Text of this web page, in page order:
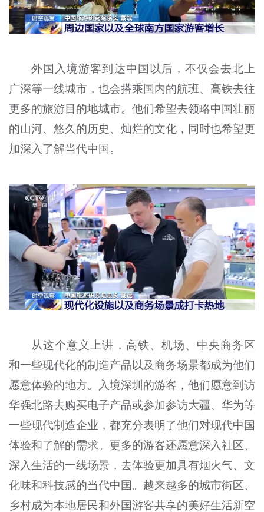
外国入境游客到达中国以后，不仅会去北上
广深等一线城市，也会搭乘国内的航班、高铁去往
更多的旅游目的地城市。他们希望去领略中国壮丽
的山河、悠久的历史、灿烂的文化，同时也希望更
加深入了解当代中国。
从这个意义上讲，高铁、机场、中央商务区
和一些现代化的制造产品以及商务场景都成为他们
愿意体验的地方。入境深圳的游客，他们愿意到访
华强北路去购买电子产品或参加参访大疆、华为等
一些现代制造企业，都充分表明了他们对现代中国
体验和了解的需求。更多的游客还愿意深入社区、
深入生活的一线场景，去体验更加具有烟火气、文
化味和科技感的当代中国。越来越多的城市街区、
乡村成为本地居民和外国游客共享的美好生活新空